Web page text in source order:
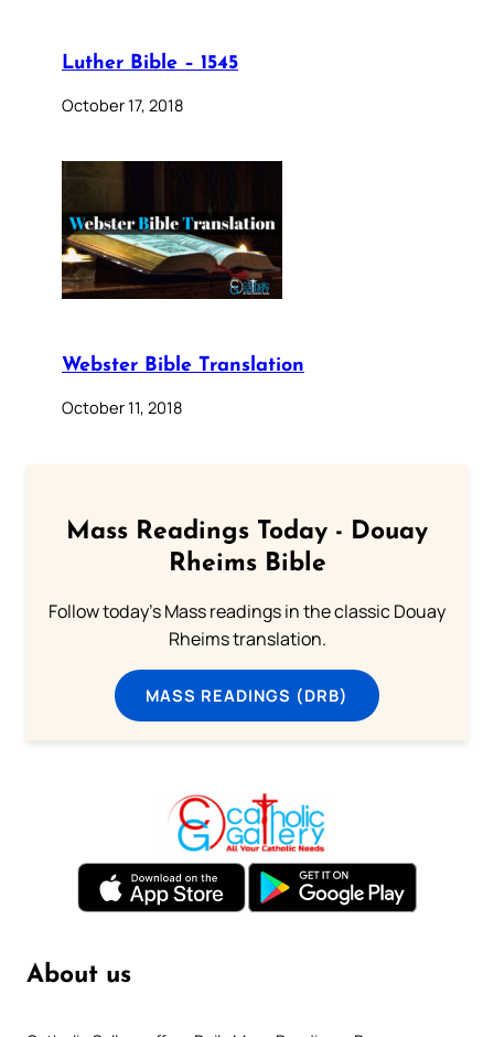
Luther Bible – 1545
October 17, 2018
Webster Bible Translation
October 11, 2018
Mass Readings Today - Douay
Rheims Bible
Follow today's Mass readings in the classic Douay
Rheims translation.
MASS READINGS (DRB)
About us